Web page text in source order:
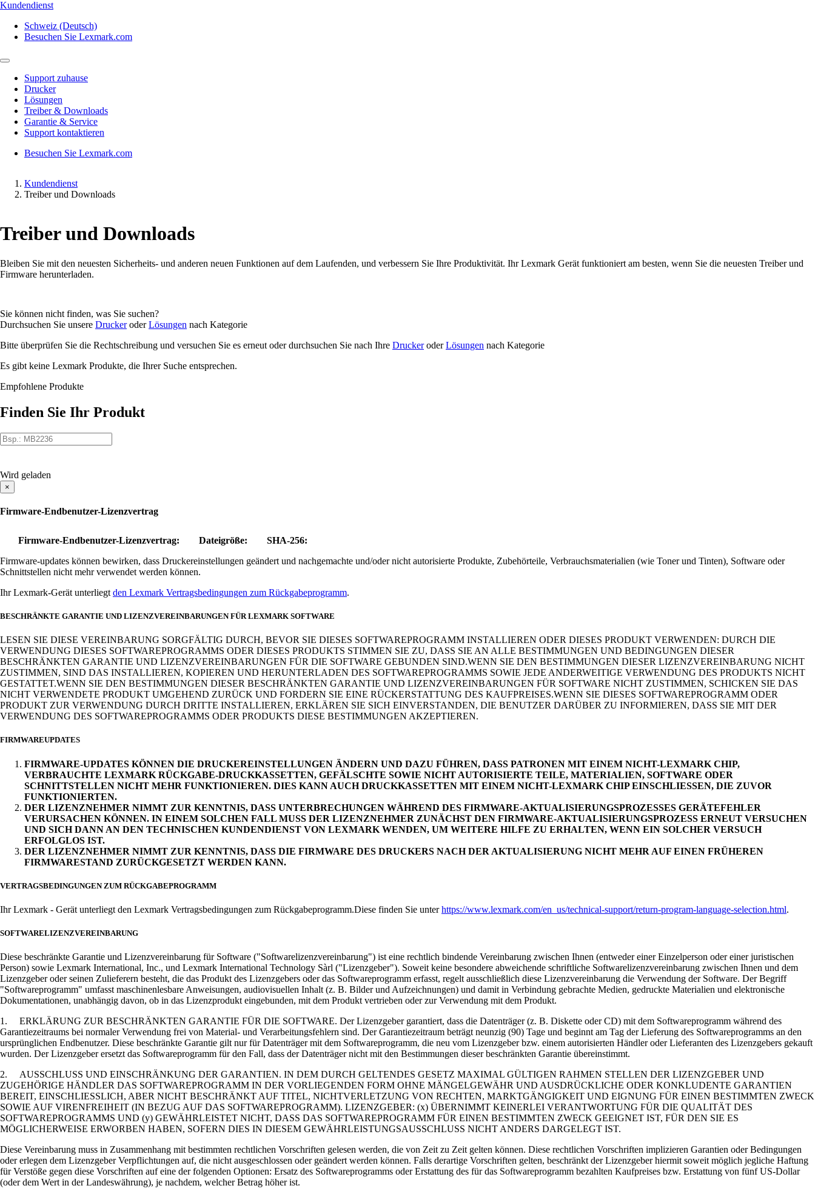
Kundendienst
Schweiz (Deutsch)
Besuchen Sie Lexmark.com
Support zuhause
Drucker
Lösungen
Treiber & Downloads
Garantie & Service
Support kontaktieren
Besuchen Sie Lexmark.com
Kundendienst
Treiber und Downloads
Treiber und Downloads
Bleiben Sie mit den neuesten Sicherheits- und anderen neuen Funktionen auf dem Laufenden, und verbessern Sie Ihre Produktivität. Ihr Lexmark Gerät funktioniert am besten, wenn Sie die neuesten Treiber und
Firmware herunterladen.
Sie können nicht finden, was Sie suchen?
Durchsuchen Sie unsere DruckeroderLösungen nach Kategorie
Bitte überprüfen Sie die Rechtschreibung und versuchen Sie es erneut oder durchsuchen Sie nach Ihre DruckeroderLösungen nach Kategorie
Es gibt keine Lexmark Produkte, die Ihrer Suche entsprechen.
Empfohlene Produkte
Finden Sie Ihr Produkt
Wird geladen
×
Firmware-Endbenutzer-Lizenzvertrag
Firmware-Endbenutzer-Lizenzvertrag: Dateigröße:
SHA-256:
Firmware-updates können bewirken, dass Druckereinstellungen geändert und nachgemachte und/oder nicht autorisierte Produkte, Zubehörteile, Verbrauchsmaterialien (wie Toner und Tinten), Software oder
Schnittstellen nicht mehr verwendet werden können.
Ihr Lexmark-Gerät unterliegt den Lexmark Vertragsbedingungen zum Rückgabeprogramm.
BESCHRÄNKTE GARANTIE UND LIZENZVEREINBARUNGEN FÜR LEXMARK SOFTWARE
LESEN SIE DIESE VEREINBARUNG SORGFÄLTIG DURCH, BEVOR SIE DIESES SOFTWAREPROGRAMM INSTALLIEREN ODER DIESES PRODUKT VERWENDEN: DURCH DIE
VERWENDUNG DIESES SOFTWAREPROGRAMMS ODER DIESES PRODUKTS STIMMEN SIE ZU, DASS SIE AN ALLE BESTIMMUNGEN UND BEDINGUNGEN DIESER
BESCHRÄNKTEN GARANTIE UND LIZENZVEREINBARUNGEN FÜR DIE SOFTWARE GEBUNDEN SIND.WENN SIE DEN BESTIMMUNGEN DIESER LIZENZVEREINBARUNG NICHT
ZUSTIMMEN, SIND DAS INSTALLIEREN, KOPIEREN UND HERUNTERLADEN DES SOFTWAREPROGRAMMS SOWIE JEDE ANDERWEITIGE VERWENDUNG DES PRODUKTS NICHT
GESTATTET.WENN SIE DEN BESTIMMUNGEN DIESER BESCHRÄNKTEN GARANTIE UND LIZENZVEREINBARUNGEN FÜR SOFTWARE NICHT ZUSTIMMEN, SCHICKEN SIE DAS
NICHT VERWENDETE PRODUKT UMGEHEND ZURÜCK UND FORDERN SIE EINE RÜCKERSTATTUNG DES KAUFPREISES.WENN SIE DIESES SOFTWAREPROGRAMM ODER
PRODUKT ZUR VERWENDUNG DURCH DRITTE INSTALLIEREN, ERKLÄREN SIE SICH EINVERSTANDEN, DIE BENUTZER DARÜBER ZU INFORMIEREN, DASS SIE MIT DER
VERWENDUNG DES SOFTWAREPROGRAMMS ODER PRODUKTS DIESE BESTIMMUNGEN AKZEPTIEREN.
FIRMWAREUPDATES
FIRMWARE-UPDATES KÖNNEN DIE DRUCKEREINSTELLUNGEN ÄNDERN UND DAZU FÜHREN, DASS PATRONEN MIT EINEM NICHT-LEXMARK CHIP,
VERBRAUCHTE LEXMARK RÜCKGABE-DRUCKKASSETTEN, GEFÄLSCHTE SOWIE NICHT AUTORISIERTE TEILE, MATERIALIEN, SOFTWARE ODER
SCHNITTSTELLEN NICHT MEHR FUNKTIONIEREN. DIES KANN AUCH DRUCKKASSETTEN MIT EINEM NICHT-LEXMARK CHIP EINSCHLIESSEN, DIE ZUVOR
FUNKTIONIERTEN.
DER LIZENZNEHMER NIMMT ZUR KENNTNIS, DASS UNTERBRECHUNGEN WÄHREND DES FIRMWARE-AKTUALISIERUNGSPROZESSES GERÄTEFEHLER
VERURSACHEN KÖNNEN. IN EINEM SOLCHEN FALL MUSS DER LIZENZNEHMER ZUNÄCHST DEN FIRMWARE-AKTUALISIERUNGSPROZESS ERNEUT VERSUCHEN
UND SICH DANN AN DEN TECHNISCHEN KUNDENDIENST VON LEXMARK WENDEN, UM WEITERE HILFE ZU ERHALTEN, WENN EIN SOLCHER VERSUCH
ERFOLGLOS IST.
DER LIZENZNEHMER NIMMT ZUR KENNTNIS, DASS DIE FIRMWARE DES DRUCKERS NACH DER AKTUALISIERUNG NICHT MEHR AUF EINEN FRÜHEREN
FIRMWARESTAND ZURÜCKGESETZT WERDEN KANN.
VERTRAGSBEDINGUNGEN ZUM RÜCKGABEPROGRAMM
Ihr Lexmark - Gerät unterliegt den Lexmark Vertragsbedingungen zum Rückgabeprogramm.Diese finden Sie unterhttps://www.lexmark.com/en_us/technical-support/return-program-language-selection.html.
SOFTWARELIZENZVEREINBARUNG
Diese beschränkte Garantie und Lizenzvereinbarung für Software ("Softwarelizenzvereinbarung") ist eine rechtlich bindende Vereinbarung zwischen Ihnen (entweder einer Einzelperson oder einer juristischen
Person) sowie Lexmark International, Inc., und Lexmark International Technology Sàrl ("Lizenzgeber"). Soweit keine besondere abweichende schriftliche Softwarelizenzvereinbarung zwischen Ihnen und dem
Lizenzgeber oder seinen Zulieferern besteht, die das Produkt des Lizenzgebers oder das Softwareprogramm erfasst, regelt ausschließlich diese Lizenzvereinbarung die Verwendung der Software. Der Begriff
"Softwareprogramm" umfasst maschinenlesbare Anweisungen, audiovisuellen Inhalt (z. B. Bilder und Aufzeichnungen) und damit in Verbindung gebrachte Medien, gedruckte Materialien und elektronische
Dokumentationen, unabhängig davon, ob in das Lizenzprodukt eingebunden, mit dem Produkt vertrieben oder zur Verwendung mit dem Produkt.
1. ERKLÄRUNG ZUR BESCHRÄNKTEN GARANTIE FÜR DIE SOFTWARE. Der Lizenzgeber garantiert, dass die Datenträger (z. B. Diskette oder CD) mit dem Softwareprogramm während des
Garantiezeitraums bei normaler Verwendung frei von Material- und Verarbeitungsfehlern sind. Der Garantiezeitraum beträgt neunzig (90) Tage und beginnt am Tag der Lieferung des Softwareprogramms an den
ursprünglichen Endbenutzer. Diese beschränkte Garantie gilt nur für Datenträger mit dem Softwareprogramm, die neu vom Lizenzgeber bzw. einem autorisierten Händler oder Lieferanten des Lizenzgebers gekauft
wurden. Der Lizenzgeber ersetzt das Softwareprogramm für den Fall, dass der Datenträger nicht mit den Bestimmungen dieser beschränkten Garantie übereinstimmt.
2. AUSSCHLUSS UND EINSCHRÄNKUNG DER GARANTIEN. IN DEM DURCH GELTENDES GESETZ MAXIMAL GÜLTIGEN RAHMEN STELLEN DER LIZENZGEBER UND
ZUGEHÖRIGE HÄNDLER DAS SOFTWAREPROGRAMM IN DER VORLIEGENDEN FORM OHNE MÄNGELGEWÄHR UND AUSDRÜCKLICHE ODER KONKLUDENTE GARANTIEN
BEREIT, EINSCHLIESSLICH, ABER NICHT BESCHRÄNKT AUF TITEL, NICHTVERLETZUNG VON RECHTEN, MARKTGÄNGIGKEIT UND EIGNUNG FÜR EINEN BESTIMMTEN ZWECK
SOWIE AUF VIRENFREIHEIT (IN BEZUG AUF DAS SOFTWAREPROGRAMM). LIZENZGEBER: (x) ÜBERNIMMT KEINERLEI VERANTWORTUNG FÜR DIE QUALITÄT DES
SOFTWAREPROGRAMMS UND (y) GEWÄHRLEISTET NICHT, DASS DAS SOFTWAREPROGRAMM FÜR EINEN BESTIMMTEN ZWECK GEEIGNET IST, FÜR DEN SIE ES
MÖGLICHERWEISE ERWORBEN HABEN, SOFERN DIES IN DIESEM GEWÄHRLEISTUNGSAUSSCHLUSS NICHT ANDERS DARGELEGT IST.
Diese Vereinbarung muss in Zusammenhang mit bestimmten rechtlichen Vorschriften gelesen werden, die von Zeit zu Zeit gelten können. Diese rechtlichen Vorschriften implizieren Garantien oder Bedingungen
oder erlegen dem Lizenzgeber Verpflichtungen auf, die nicht ausgeschlossen oder geändert werden können. Falls derartige Vorschriften gelten, beschränkt der Lizenzgeber hiermit soweit möglich jegliche Haftung
für Verstöße gegen diese Vorschriften auf eine der folgenden Optionen: Ersatz des Softwareprogramms oder Erstattung des für das Softwareprogramm bezahlten Kaufpreises bzw. Erstattung von fünf US-Dollar
(oder dem Wert in der Landeswährung), je nachdem, welcher Betrag höher ist.